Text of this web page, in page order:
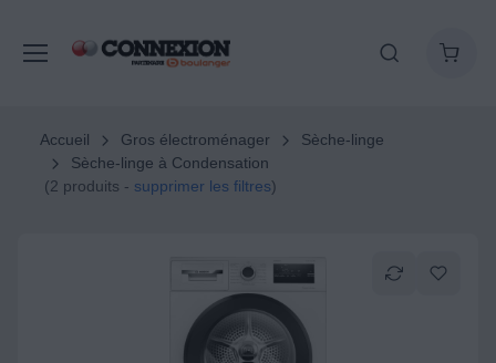
Accueil Gros électroménager
Sèche-linge
Sèche-linge à Condensation
(2 produits - supprimer les filtres)